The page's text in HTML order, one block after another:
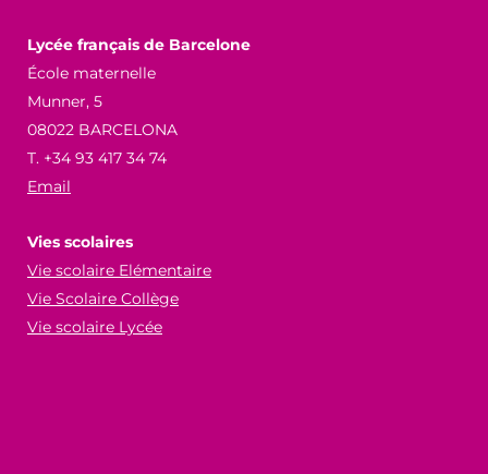
Lycée français de Barcelone
École maternelle
Munner, 5
08022 BARCELONA
T. +34 93 417 34 74
Email
Vies scolaires
Vie scolaire Elémentaire
Vie Scolaire Collège
Vie scolaire Lycée